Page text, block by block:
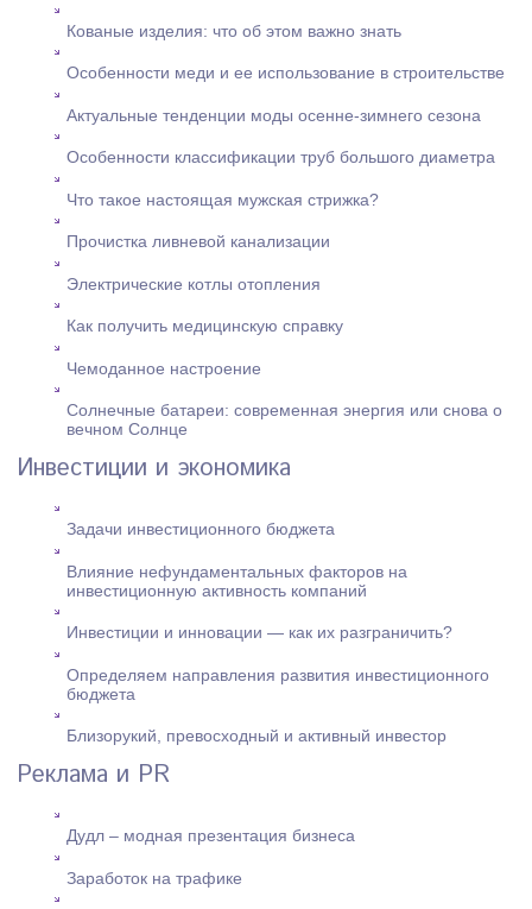
Кованые изделия: что об этом важно знать
Особенности меди и ее использование в строительстве
Актуальные тенденции моды осенне-зимнего сезона
Особенности классификации труб большого диаметра
Что такое настоящая мужская стрижка?
Прочистка ливневой канализации
Электрические котлы отопления
Как получить медицинскую справку
Чемоданное настроение
Солнечные батареи: современная энергия или снова о
вечном Солнце
Инвестиции и экономика
Задачи инвестиционного бюджета
Влияние нефундаментальных факторов на
инвестиционную активность компаний
Инвестиции и инновации — как их разграничить?
Определяем направления развития инвестиционного
бюджета
Близорукий, превосходный и активный инвестор
Реклама и PR
Дудл – модная презентация бизнеса
Заработок на трафике